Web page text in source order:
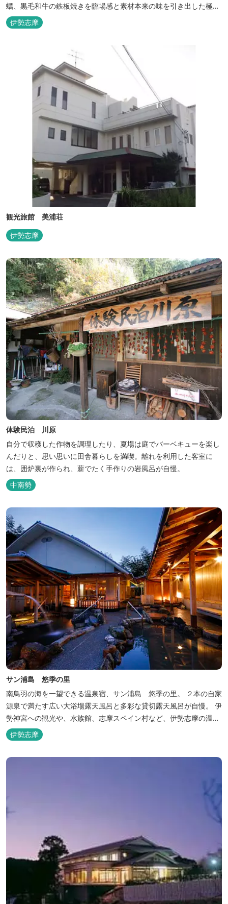
蠣、黒毛和牛の鉄板焼きを臨場感と素材本来の味を引き出した極上
のお料理でご堪能いただけます。露天風呂付きなど6タイプの個性
的な客室で、特別なひとときを大切な人と共にお過ごしくださいま
伊勢志摩
観光旅館 美浦荘
伊勢志摩
体験民泊 川原
自分で収穫した作物を調理したり、夏場は庭でバーベキューを楽し
んだりと、思い思いに田舎暮らしを満喫。離れを利用した客室に
は、囲炉裏が作られ、薪でたく手作りの岩風呂が自慢。
中南勢
サン浦島 悠季の里
南鳥羽の海を一望できる温泉宿、サン浦島 悠季の里。 ２本の自家
源泉で満たす広い大浴場露天風呂と多彩な貸切露天風呂が自慢。 伊
勢神宮への観光や、水族館、志摩スペイン村など、伊勢志摩の温泉
旅行に お料理は伊勢志摩ならではの味覚が四季折々の旅を彩りま
す。 ～大浴場「まろびね庵」～ 敷地内より湧出する二つの源泉
「珠光の湯」「和みの湯」が 至福の癒しへとお誘い致します。 す
伊勢志摩